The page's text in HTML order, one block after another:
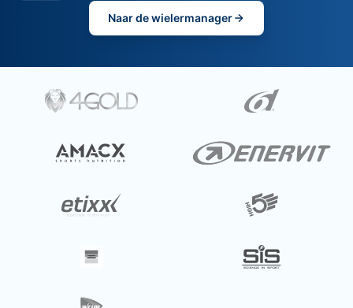
Naar de wielermanager